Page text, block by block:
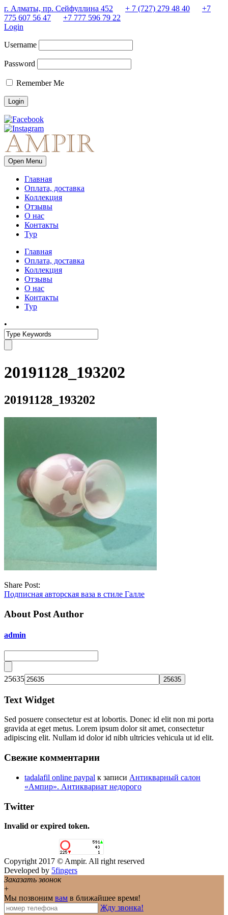
г. Алматы, пр. Сейфуллина 452 + 7 (727) 279 48 40
+7
775 607 56 47
+7 777 596 79 22
Login
Username
Password
Remember Me
Open Menu
Главная
Оплата, доставка
Коллекция
Отзывы
О нас
Контакты
Тур
Главная
Оплата, доставка
Коллекция
Отзывы
О нас
Контакты
Тур
•
20191128_193202
20191128_193202
Share Post:
Подписная авторская ваза в стиле Галле
About Post Author
admin
25635
Text Widget
Sed posuere consectetur est at lobortis. Donec id elit non mi porta
gravida at eget metus. Lorem ipsum dolor sit amet, consectetur
adipiscing elit. Nullam id dolor id nibh ultricies vehicula ut id elit.
Свежие комментарии
tadalafil online paypal к записи Антикварный салон
«Ампир». Антиквариат недорого
Twitter
Invalid or expired token.
Copyright 2017 © Ampir. All right reserved
Developed by 5fingers
Заказать звонок
+
Мы позвоним вам в ближайшее время!
Жду звонка!